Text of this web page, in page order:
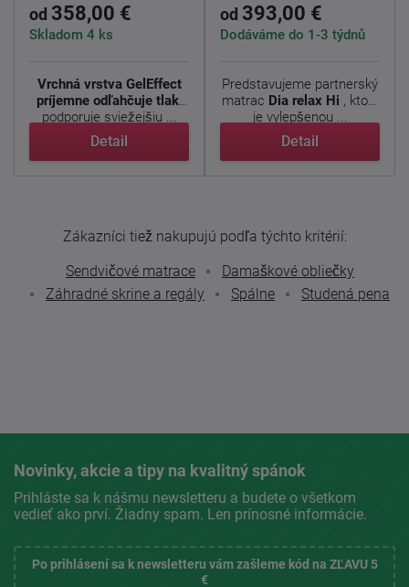
od 358,00 €
Skladom 4 ks
Vrchná vrstva GelEffect
príjemne odľahčuje tlak,
podporuje sviežejšiu ...
Detail
od 393,00 €
Dodáváme do 1-3 týdnů
Predstavujeme partnerský
matrac Dia relax Hi , ktorý
je vylepšenou ...
Detail
Zákazníci tiež nakupujú podľa týchto kritérií:
Sendvičové matrace
Damaškové obliečky
Záhradné skrine a regály
Spálne Studená pena
Novinky, akcie a tipy na kvalitný spánok
Prihláste sa k nášmu newsletteru a budete o všetkom
vedieť ako prví. Žiadny spam. Len prínosné informácie.
Po prihlásení sa k newsletteru vám zašleme kód na ZĽAVU 5
€